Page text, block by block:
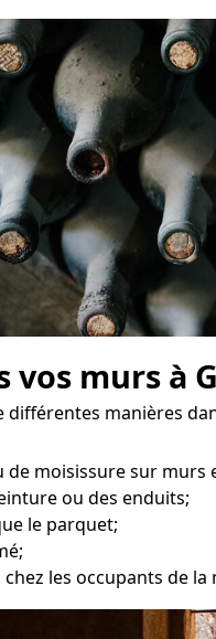
murs à
manières
moisissure sur murs
ou des enduits;
le parquet;
les occupants de la